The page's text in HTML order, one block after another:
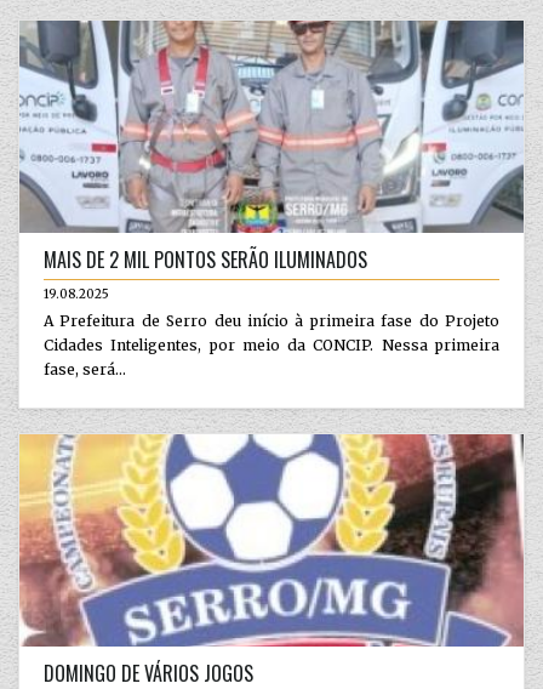
MAIS DE 2 MIL PONTOS SERÃO ILUMINADOS
19.08.2025
A Prefeitura de Serro deu início à primeira fase do Projeto
Cidades Inteligentes, por meio da CONCIP. Nessa primeira
fase, será...
DOMINGO DE VÁRIOS JOGOS